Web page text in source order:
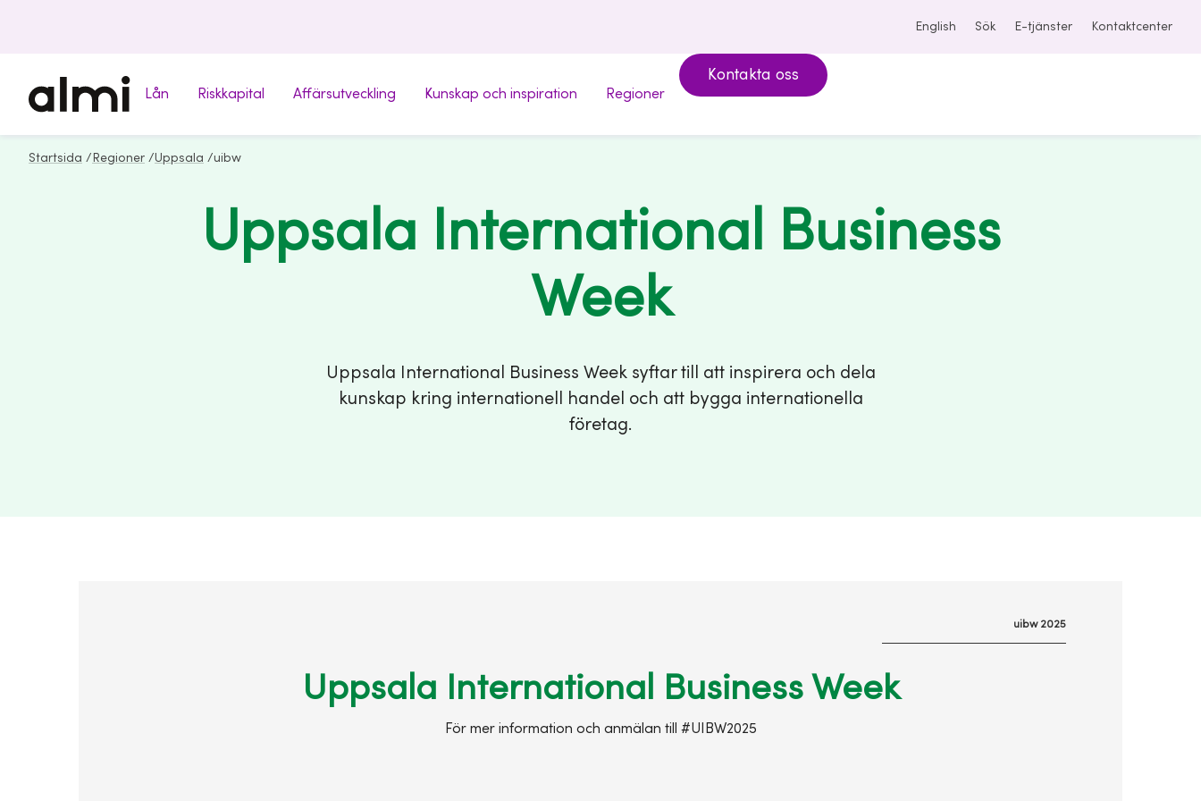
English Sök E-tjänster Kontaktcenter
Lån Riskkapital Affärsutveckling Kunskap och inspiration Regioner
Kontakta oss
Startsida / Regioner /Uppsala /uibw
Uppsala International Business
Week
Uppsala International Business Week syftar till att inspirera och dela
kunskap kring internationell handel och att bygga internationella
företag.
uibw 2025
Uppsala International Business Week
För mer information och anmälan till #UIBW2025